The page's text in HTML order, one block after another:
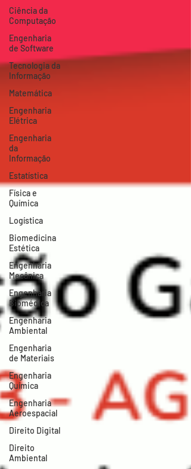
Ciência da
Computação
Engenharia
de Software
Tecnologia da
Informação
Matemática
Engenharia
Elétrica
Engenharia
da
Informação
Estatística
Física e
Química
Logística
Biomedicina
Estética
Engenharia
Mecânica
Engenharia
Biomédica
Engenharia
Ambiental
Engenharia
de Materiais
Engenharia
Química
Engenharia
Aeroespacial
Direito Digital
Direito
Ambiental